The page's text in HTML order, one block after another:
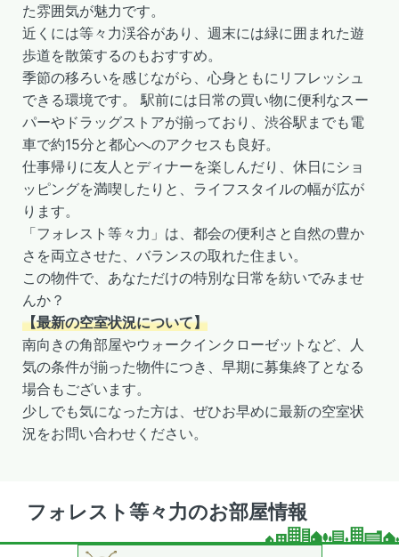
た雰囲気が魅力です。
近くには等々力渓谷があり、週末には緑に囲まれた遊
歩道を散策するのもおすすめ。
季節の移ろいを感じながら、心身ともにリフレッシュ
できる環境です。 駅前には日常の買い物に便利なスー
パーやドラッグストアが揃っており、渋谷駅までも電
車で約15分と都心へのアクセスも良好。
仕事帰りに友人とディナーを楽しんだり、休日にショ
ッピングを満喫したりと、ライフスタイルの幅が広が
ります。
「フォレスト等々力」は、都会の便利さと自然の豊か
さを両立させた、バランスの取れた住まい。
この物件で、あなただけの特別な日常を紡いでみませ
んか？
【最新の空室状況について】
南向きの角部屋やウォークインクローゼットなど、人
気の条件が揃った物件につき、早期に募集終了となる
場合もございます。
少しでも気になった方は、ぜひお早めに最新の空室状
況をお問い合わせください。
フォレスト等々力のお部屋情報